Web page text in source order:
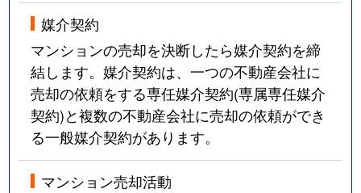
媒介契約
マンションの売却を決断したら媒介契約を締
結します。媒介契約は、一つの不動産会社に
売却の依頼をする専任媒介契約(専属専任媒介
契約)と複数の不動産会社に売却の依頼ができ
る一般媒介契約があります。
マンション売却活動